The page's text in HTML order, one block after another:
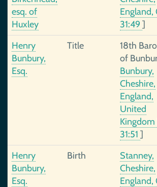
esq. of
Huxley
England,
31:49 ]
Henry
Bunbury,
Esq.
Title
18th
of
Bunbury,
Cheshire,
England,
United
Kingdom
31:51 ]
Henry
Bunbury,
Esq.
Birth
Stanney,
Cheshire,
England,